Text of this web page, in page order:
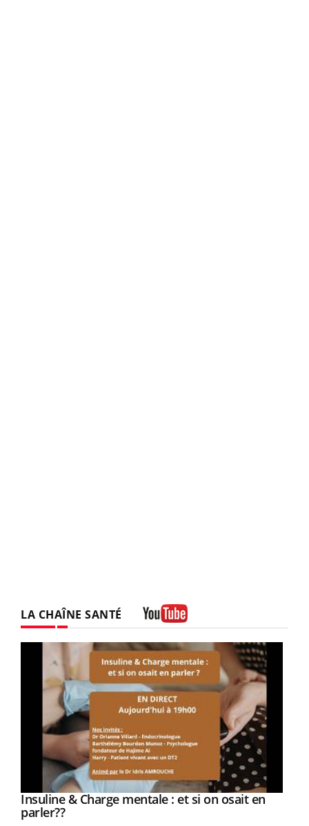
LA CHAÎNE SANTÉ
Youtube
Insuline & Charge mentale : et si on osait en
parler??Youtube